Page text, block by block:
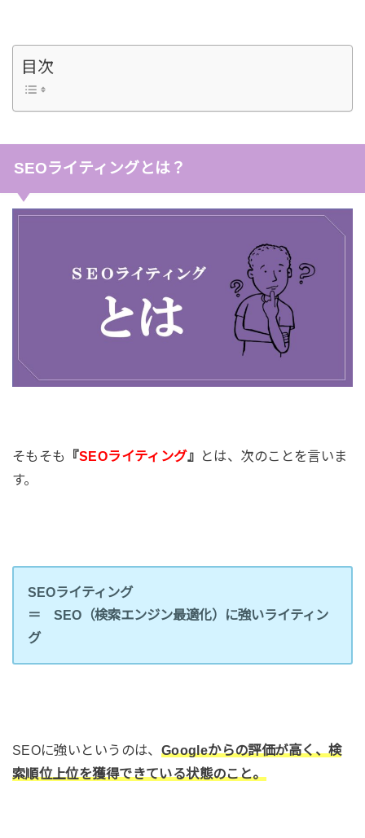
目次
SEOライティングとは？
そもそも 『SEOライティング』
とは、次のことを言いま
す。
SEOライティング
＝ SEO（検索エンジン最適化）に強いライティン
グ
SEOに強いというのは、 Googleからの評価が高く、検
索順位上位を獲得できている状態のこと。